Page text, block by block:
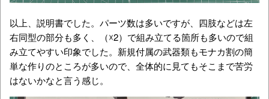
以上、説明書でした。パーツ数は多いですが、四肢などは左
右同型の部分も多く、（☓2）で組み立てる箇所も多いので組
み立てやすい印象でした。新規付属の武器類もモナカ割の簡
単な作りのところが多いので、全体的に見てもそこまで苦労
はないかなと言う感じ。